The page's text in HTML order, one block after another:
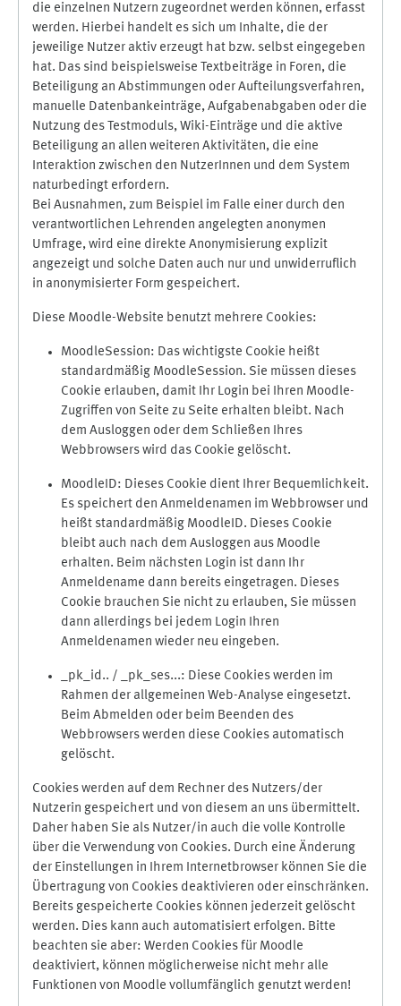
die einzelnen Nutzern zugeordnet werden können, erfasst
werden. Hierbei handelt es sich um Inhalte, die der
jeweilige Nutzer aktiv erzeugt hat bzw. selbst eingegeben
hat. Das sind beispielsweise Textbeiträge in Foren, die
Beteiligung an Abstimmungen oder Aufteilungsverfahren,
manuelle Datenbankeinträge, Aufgabenabgaben oder die
Nutzung des Testmoduls, Wiki-Einträge und die aktive
Beteiligung an allen weiteren Aktivitäten, die eine
Interaktion zwischen den NutzerInnen und dem System
naturbedingt erfordern.
Bei Ausnahmen, zum Beispiel im Falle einer durch den
verantwortlichen Lehrenden angelegten anonymen
Umfrage, wird eine direkte Anonymisierung explizit
angezeigt und solche Daten auch nur und unwiderruflich
in anonymisierter Form gespeichert.
Diese Moodle-Website benutzt mehrere Cookies:
MoodleSession: Das wichtigste Cookie heißt
standardmäßig MoodleSession. Sie müssen dieses
Cookie erlauben, damit Ihr Login bei Ihren Moodle-
Zugriffen von Seite zu Seite erhalten bleibt. Nach
dem Ausloggen oder dem Schließen Ihres
Webbrowsers wird das Cookie gelöscht.
MoodleID: Dieses Cookie dient Ihrer Bequemlichkeit.
Es speichert den Anmeldenamen im Webbrowser und
heißt standardmäßig MoodleID. Dieses Cookie
bleibt auch nach dem Ausloggen aus Moodle
erhalten. Beim nächsten Login ist dann Ihr
Anmeldename dann bereits eingetragen. Dieses
Cookie brauchen Sie nicht zu erlauben, Sie müssen
dann allerdings bei jedem Login Ihren
Anmeldenamen wieder neu eingeben.
_pk_id.. / _pk_ses...: Diese Cookies werden im
Rahmen der allgemeinen Web-Analyse eingesetzt.
Beim Abmelden oder beim Beenden des
Webbrowsers werden diese Cookies automatisch
gelöscht.
Cookies werden auf dem Rechner des Nutzers/der
Nutzerin gespeichert und von diesem an uns übermittelt.
Daher haben Sie als Nutzer/in auch die volle Kontrolle
über die Verwendung von Cookies. Durch eine Änderung
der Einstellungen in Ihrem Internetbrowser können Sie die
Übertragung von Cookies deaktivieren oder einschränken.
Bereits gespeicherte Cookies können jederzeit gelöscht
werden. Dies kann auch automatisiert erfolgen. Bitte
beachten sie aber: Werden Cookies für Moodle
deaktiviert, können möglicherweise nicht mehr alle
Funktionen von Moodle vollumfänglich genutzt werden!